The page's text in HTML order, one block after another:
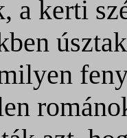
a kerti